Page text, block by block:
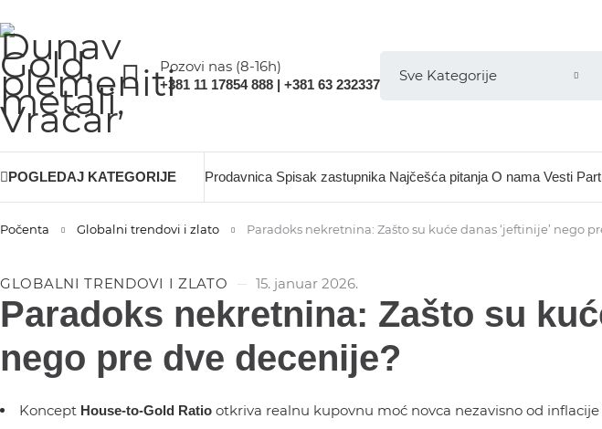
Pozovi nas (8-16h)
+381 11 17854 888 | +381 63 232337
POGLEDAJ KATEGORIJE Prodavnica Spisak zastupnika Najčešća pitanja O nama Vesti
Počenta Globalni trendovi i zlato Paradoks nekretnina: Zašto su kuće danas ‘jeftinije’ nego
GLOBALNI TRENDOVI I ZLATO 15. januar 2026.
Paradoks nekretnina: Zašto su
nego pre dve decenije?
Koncept House-to-Gold Ratio otkriva realnu kupovnu moć novca nezavisno od